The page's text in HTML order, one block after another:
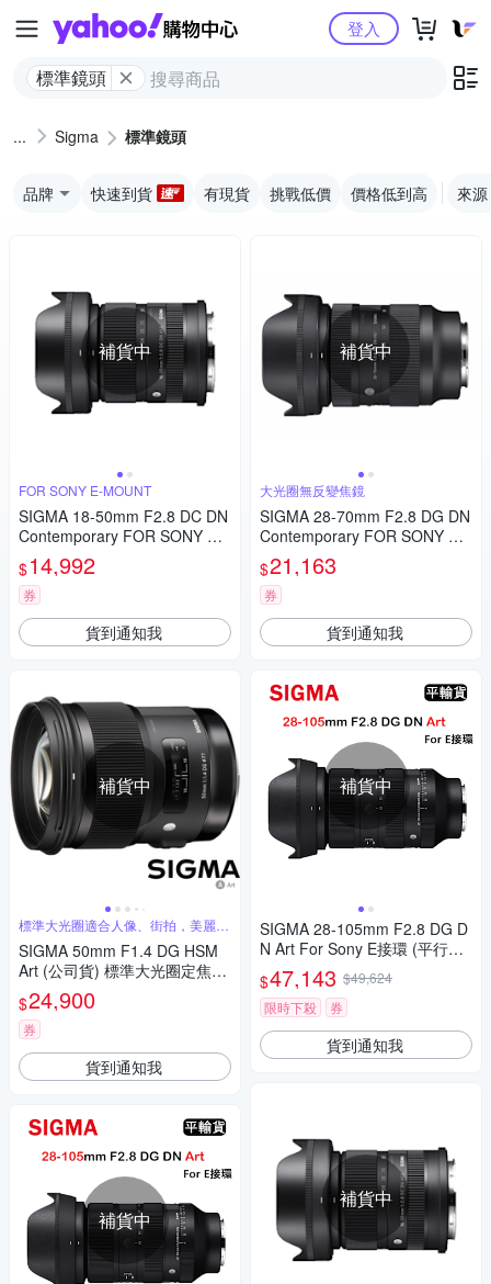
Yahoo購物中心
標準鏡頭
登入
Sigma 標準鏡頭
品牌 快速到貨 有現貨 挑戰低價 價格低到高 來源
補貨中
FOR SONY E-MOUNT
SIGMA 18-50mm F2.8 DC DN
Contemporary FOR SONY 公
司貨
$14,992
券
貨到通知我
補貨中
標準大光圈適合人像、街拍，美麗淺
景深
SIGMA 50mm F1.4 DG HSM
Art (公司貨) 標準大光圈定焦鏡
人像鏡
$24,900
券
貨到通知我
補貨中
補貨中
大光圈無反變焦鏡
SIGMA 28-70mm F2.8 DG DN
Contemporary FOR SONY 公
司貨
$21,163
券
貨到通知我
補貨中
SIGMA 28-105mm F2.8 DG D
N Art For Sony E接環 (平行輸
入) 送UV保護鏡+吹球清潔組
$47,143 $49,624
限時下殺
券
貨到通知我
補貨中